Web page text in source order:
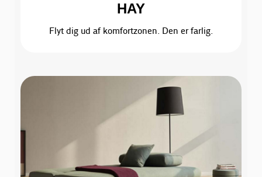
HAY
Flyt dig ud af komfortzonen. Den er farlig.